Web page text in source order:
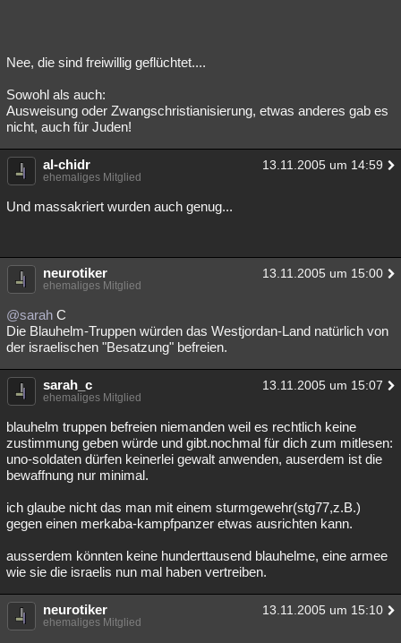
Nee, die sind freiwillig geflüchtet....
Sowohl als auch:
Ausweisung oder Zwangschristianisierung, etwas anderes gab es
nicht, auch für Juden!
al-chidr 13.11.2005 um 14:59
ehemaliges Mitglied
Und massakriert wurden auch genug...
neurotiker 13.11.2005 um 15:00
ehemaliges Mitglied
@sarah C
Die Blauhelm-Truppen würden das Westjordan-Land natürlich von
der israelischen "Besatzung" befreien.
sarah_c 13.11.2005 um 15:07
ehemaliges Mitglied
blauhelm truppen befreien niemanden weil es rechtlich keine
zustimmung geben würde und gibt.nochmal für dich zum mitlesen:
uno-soldaten dürfen keinerlei gewalt anwenden, auserdem ist die
bewaffnung nur minimal.
ich glaube nicht das man mit einem sturmgewehr(stg77,z.B.)
gegen einen merkaba-kampfpanzer etwas ausrichten kann.
ausserdem könnten keine hunderttausend blauhelme, eine armee
wie sie die israelis nun mal haben vertreiben.
neurotiker 13.11.2005 um 15:10
ehemaliges Mitglied